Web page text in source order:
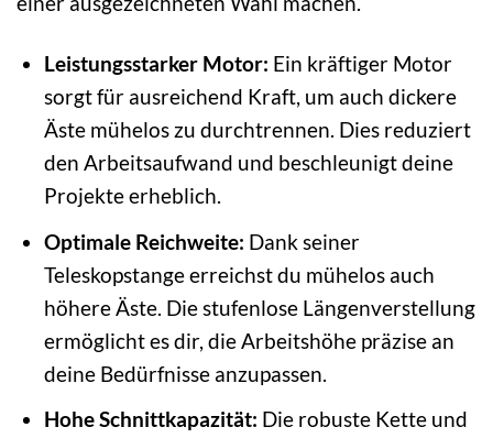
Leistungsstarker Motor: Ein kräftiger Motor
sorgt für ausreichend Kraft, um auch dickere
Äste mühelos zu durchtrennen. Dies reduziert
den Arbeitsaufwand und beschleunigt deine
Projekte erheblich.
Optimale Reichweite: Dank seiner
Teleskopstange erreichst du mühelos auch
höhere Äste. Die stufenlose Längenverstellung
ermöglicht es dir, die Arbeitshöhe präzise an
deine Bedürfnisse anzupassen.
Hohe Schnittkapazität: Die robuste Kette und